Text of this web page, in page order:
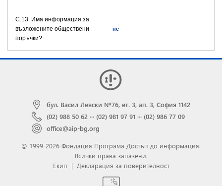
C.13. Има информация за
възложените обществени
поръчки?
не
бул. Васил Левски №76, ет. 3, ап. 3, София 1142
(02) 988 50 62 ··· (02) 981 97 91 ··· (02) 986 77 09
office@aip-bg.org
© 1999-2026 Фондация Програма Достъп до информация.
Всички права запазени.
Екип | Декларация за поверителност